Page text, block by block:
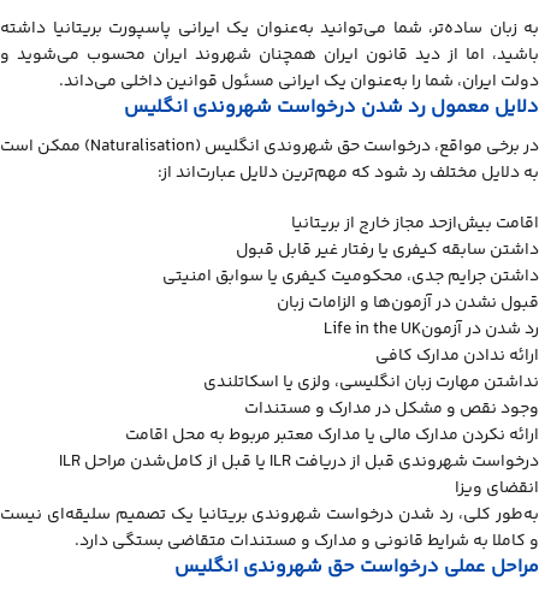
به زبان ساده‌تر، شما می‌توانید به‌عنوان یک ایرانی پاسپورت بریتانیا داشته
باشید، اما از دید قانون ایران همچنان شهروند ایران محسوب می‌شوید و
دولت ایران، شما را به‌عنوان یک ایرانی مسئول قوانین داخلی می‌داند.
دلایل معمول رد شدن درخواست شهروندی انگلیس
در برخی مواقع، درخواست حق شهروندی انگلیس (Naturalisation) ممکن است
به دلایل مختلف رد شود که مهم‌ترین دلایل عبارت‌اند از:
اقامت بیش‌ازحد مجاز خارج از بریتانیا
داشتن سابقه کیفری یا رفتار غیر قابل قبول
داشتن جرایم جدی، محکومیت کیفری یا سوابق امنیتی
قبول نشدن در آزمون‌ها و الزامات زبان
رد شدن در آزمونLife in the UK
ارائه ندادن مدارک کافی
نداشتن مهارت زبان انگلیسی، ولزی یا اسکاتلندی
وجود نقص و مشکل در مدارک و مستندات
ارائه نکردن مدارک مالی یا مدارک معتبر مربوط به محل اقامت
درخواست شهروندی قبل از دریافت ILR یا قبل از کامل‌شدن مراحل ILR
انقضای ویزا
به‌طور کلی، رد شدن درخواست شهروندی بریتانیا یک تصمیم سلیقه‌ای نیست
و کاملا به شرایط قانونی و مدارک و مستندات متقاضی بستگی دارد.
مراحل عملی درخواست حق شهروندی انگلیس